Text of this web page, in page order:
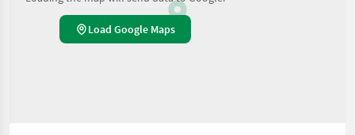
Load Google Maps